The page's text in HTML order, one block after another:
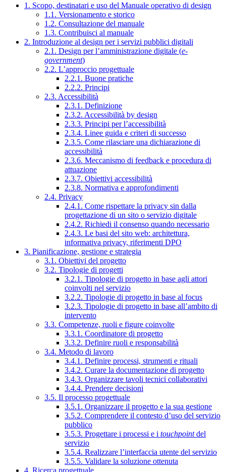
1. Scopo, destinatari e uso del Manuale operativo di design
1.1. Versionamento e storico
1.2. Consultazione del manuale
1.3. Contribuisci al manuale
2. Introduzione al design per i servizi pubblici digitali
2.1. Design per l’amministrazione digitale (e-
government)
2.2. L’approccio progettuale
2.2.1. Buone pratiche
2.2.2. Principi
2.3. Accessibilità
2.3.1. Definizione
2.3.2. Accessibilità by design
2.3.3. Principi per l’accessibilità
2.3.4. Linee guida e criteri di successo
2.3.5. Come rilasciare una dichiarazione di
accessibilità
2.3.6. Meccanismo di feedback e procedura di
attuazione
2.3.7. Obiettivi accessibilità
2.3.8. Normativa e approfondimenti
2.4. Privacy
2.4.1. Come rispettare la privacy sin dalla
progettazione di un sito o servizio digitale
2.4.2. Richiedi il consenso quando necessario
2.4.3. Le basi del sito web: architettura,
informativa privacy, riferimenti DPO
3. Pianificazione, gestione e strategia
3.1. Obiettivi del progetto
3.2. Tipologie di progetti
3.2.1. Tipologie di progetto in base agli attori
coinvolti nel servizio
3.2.2. Tipologie di progetto in base al focus
3.2.3. Tipologie di progetto in base all’ambito di
intervento
3.3. Competenze, ruoli e figure coinvolte
3.3.1. Coordinatore di progetto
3.3.2. Definire ruoli e responsabilità
3.4. Metodo di lavoro
3.4.1. Definire processi, strumenti e rituali
3.4.2. Curare la documentazione di progetto
3.4.3. Organizzare tavoli tecnici collaborativi
3.4.4. Prendere decisioni
3.5. Il processo progettuale
3.5.1. Organizzare il progetto e la sua gestione
3.5.2. Comprendere il contesto d’uso del servizio
pubblico
3.5.3. Progettare i processi e i touchpointdel
servizio
3.5.4. Realizzare l’interfaccia utente del servizio
3.5.5. Validare la soluzione ottenuta
4. Ricerca progettuale